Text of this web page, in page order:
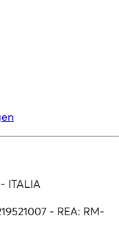
ITALIA
- REA: RM-